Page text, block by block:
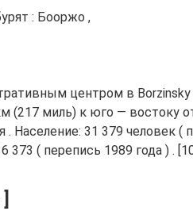
: Бооржо ,
центром в Borzinsky
(217 миль) к юго — востоку
Население: 31 379 человек (
373 ( перепись 1989 года ) .